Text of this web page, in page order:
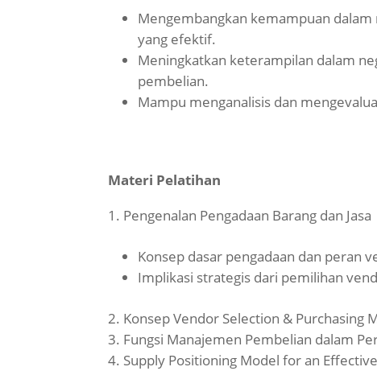
Mengembangkan kemampuan
yang efektif.
Meningkatkan keterampilan dalam
pembelian.
Mampu menganalisis dan
Materi Pelatihan
Pengenalan Pengadaan Barang dan Jasa
Konsep dasar pengadaan dan peran
Implikasi strategis dari pemilihan
Konsep Vendor Selection & Purchasing
Fungsi Manajemen Pembelian dalam
Supply Positioning Model for an